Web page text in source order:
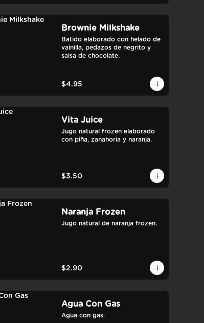
Brownie Milkshake
Batido elaborado con helado de
vainilla, pedazos de negrito y
salsa de chocolate.
$4.95
Vita Juice
Jugo natural frozen elaborado
con piña, zanahoria y naranja.
$3.50
Naranja Frozen
Jugo natural de naranja frozen.
$2.90
Agua Con Gas
Agua con gas.